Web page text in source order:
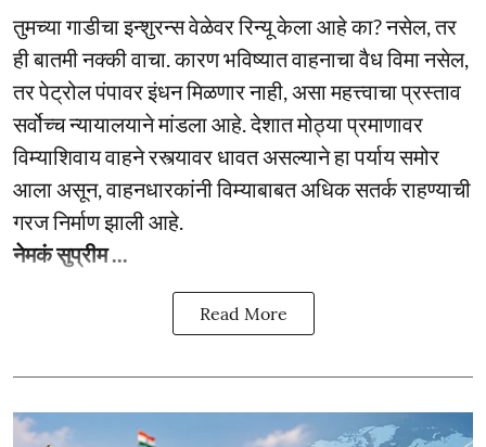
तुमच्या गाडीचा इन्शुरन्स वेळेवर रिन्यू केला आहे का? नसेल, तर
ही बातमी नक्की वाचा. कारण भविष्यात वाहनाचा वैध विमा नसेल,
तर पेट्रोल पंपावर इंधन मिळणार नाही, असा महत्त्वाचा प्रस्ताव
सर्वोच्च न्यायालयाने मांडला आहे. देशात मोठ्या प्रमाणावर
विम्याशिवाय वाहने रस्त्यावर धावत असल्याने हा पर्याय समोर
आला असून, वाहनधारकांनी विम्याबाबत अधिक सतर्क राहण्याची
गरज निर्माण झाली आहे.
नेमकं सुप्रीम ...
Read More